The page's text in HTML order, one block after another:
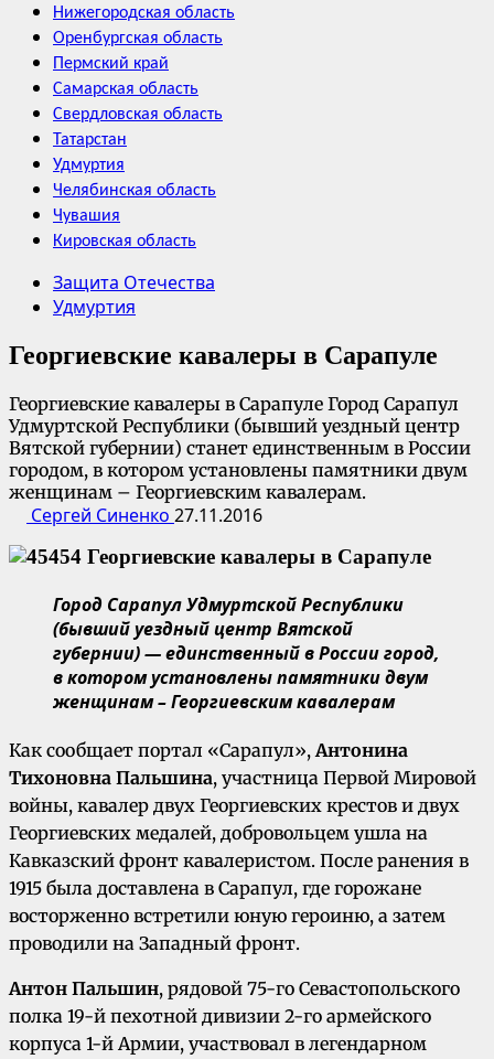
Нижегородская область
Оренбургская область
Пермский край
Самарская область
Свердловская область
Татарстан
Удмуртия
Челябинская область
Чувашия
Кировская область
Защита Отечества
Удмуртия
Георгиевские кавалеры в Сарапуле
Георгиевские кавалеры в Сарапуле Город Сарапул
Удмуртской Республики (бывший уездный центр
Вятской губернии) станет единственным в России
городом, в котором установлены памятники двум
женщинам – Георгиевским кавалерам.
Сергей Синенко 27.11.2016
Город Сарапул Удмуртской Республики
(бывший уездный центр Вятской
губернии) — единственный в России город,
в котором установлены памятники двум
женщинам – Георгиевским кавалерам
Как сообщает портал «Сарапул»,Антонина
Тихоновна Пальшина, участница Первой Мировой
войны, кавалер двух Георгиевских крестов и двух
Георгиевских медалей, добровольцем ушла на
Кавказский фронт кавалеристом. После ранения в
1915 была доставлена в Сарапул, где горожане
восторженно встретили юную героиню, а затем
проводили на Западный фронт.
Антон Пальшин, рядовой 75-го Севастопольского
полка 19-й пехотной дивизии 2-го армейского
корпуса 1-й Армии, участвовал в легендарном